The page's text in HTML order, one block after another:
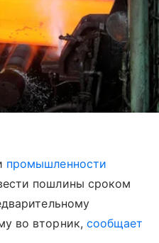
промышленности
пошлины сроком
во вторник, сообщает